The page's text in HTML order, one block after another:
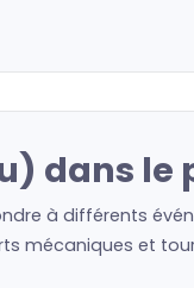
dans
à différents
mécaniques et